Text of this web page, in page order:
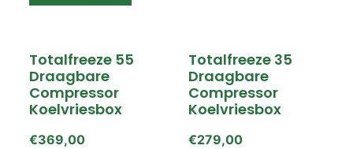
Totalfreeze 55
Draagbare
Compressor
Koelvriesbox
€369,00
Totalfreeze 35
Draagbare
Compressor
Koelvriesbox
€279,00